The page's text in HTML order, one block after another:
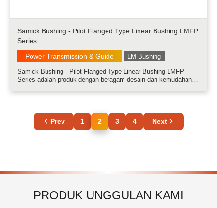
Samick Bushing - Pilot Flanged Type Linear Bushing LMFP
Series
Power Transmission & Guide
LM Bushing
Samick Bushing - Pilot Flanged Type Linear Bushing LMFP
Series adalah produk dengan beragam desain dan kemudahan
Prev 1 2 3 4 Next
PRODUK UNGGULAN KAMI